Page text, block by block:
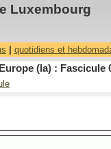
Luxembourg
quotidiens et
(la) : Fascicule